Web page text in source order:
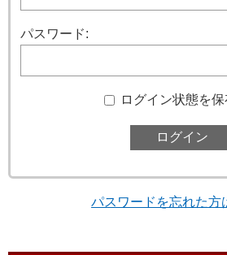
パスワード:
ログイン状態を保
パスワードを忘れた方